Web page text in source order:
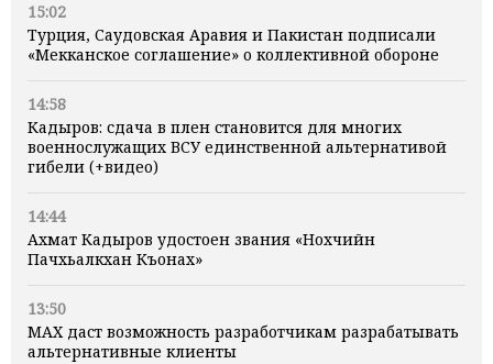
15:02
Турция, Саудовская Аравия и Пакистан подписали
«Мекканское соглашение» о коллективной обороне
14:58
Кадыров: сдача в плен становится для многих
военнослужащих ВСУ единственной альтернативой
гибели (+видео)
14:44
Ахмат Кадыров удостоен звания «Нохчийн
Пачхьалкхан Къонах»
13:50
MAX даст возможность разработчикам разрабатывать
альтернативные клиенты